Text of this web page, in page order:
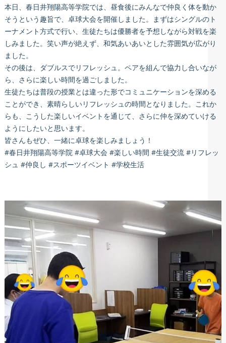
本日、春日井翔陽高等学院では、昼食後にみんなで仲良く体を動か
そうという趣旨で、卓球大会を開催しました。まずはシングルのト
ーナメント方式で行い、生徒たちは優勝者を予想しながら対戦を楽
しみました。笑い声が絶えず、和気あいあいとした雰囲気が広がり
ました。
その後は、ダブルスでリフレッシュ。ペアを組んで協力し合いなが
ら、さらに楽しい時間を過ごしました。
生徒たちは普段の授業とは違った形でコミュニケーションを深める
ことができ、素晴らしいリフレッシュの時間となりました。これか
らも、こうした楽しいイベントを通じて、さらに仲を深めていける
ようにしたいと思います。
皆さんもぜひ、一緒に卓球を楽しみましょう！
#春日井翔陽高等学院 #卓球大会 #楽しい時間 #生徒交流 #リフレッ
シュ #仲良し #スポーツイベント #学校生活